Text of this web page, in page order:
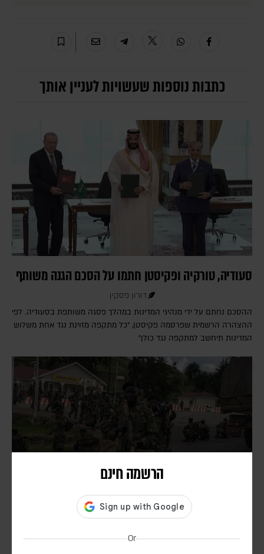
הרשמה חינם
Or
כתבות נוספות שעשויות לעניין אותך
סעודיה, טורקיה ופקיסטן חתמו על הסכם הגנה משותף
דורון פסקין
ההסכם נחתם על ידי מנהיגי המדינות במהלך פסגה משותפת בסעודיה. לפי
ההצהרה הרשמית שפרסמה פקיסטן, "כל מתקפה מזוינת נגד אחת משלוש
המדינות תיחשב למתקפה נגד כולן"
בעקבות בקשתו של טראמפ – הפרלמנט באוגנדה אישר
הבין-לאומי